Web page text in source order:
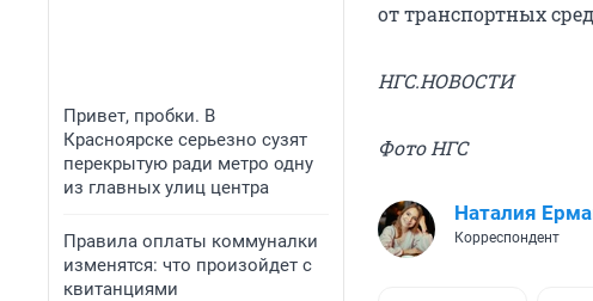
Привет, пробки. В
Красноярске серьезно сузят
перекрытую ради метро одну
из главных улиц центра
Правила оплаты коммуналки
изменятся: что произойдет с
квитанциями
от транспортных
НГС.НОВОСТИ
Фото НГС
Наталия
Корреспондент